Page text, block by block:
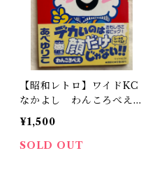
【昭和レトロ】ワイドKC
なかよし わんころべえ
漫画
¥1,500
SOLD OUT